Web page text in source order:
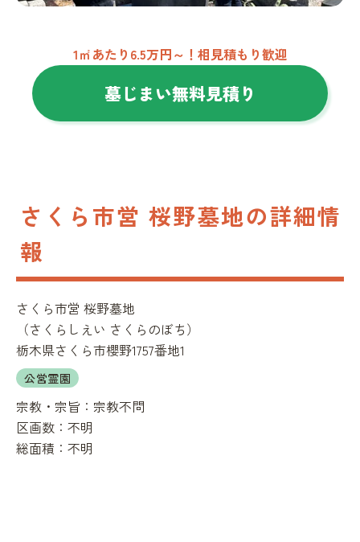
1㎡あたり6.5万円～！相見積もり歓迎
墓じまい無料見積り
さくら市営 桜野墓地の詳細情
報
さくら市営 桜野墓地
（さくらしえい さくらのぼち）
栃木県さくら市櫻野1757番地1
公営霊園
宗教・宗旨： 宗教不問
区画数： 不明
総面積： 不明